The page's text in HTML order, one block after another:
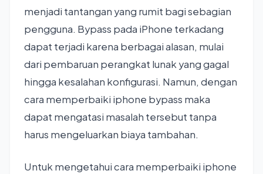
menjadi tantangan yang rumit bagi sebagian
pengguna. Bypass pada iPhone terkadang
dapat terjadi karena berbagai alasan, mulai
dari pembaruan perangkat lunak yang gagal
hingga kesalahan konfigurasi. Namun, dengan
cara memperbaiki iphone bypass maka
dapat mengatasi masalah tersebut tanpa
harus mengeluarkan biaya tambahan.
Untuk mengetahui cara memperbaiki iphone